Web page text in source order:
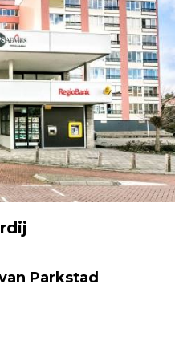
Parkstad